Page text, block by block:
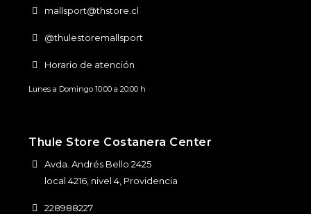
mallsport@thstore.cl
@thulestoremallsport
Horario de atención
Lunes a Domingo 10:00 a 20:00 h
Thule Store Costanera Center
Avda. Andrés Bello 2425
local 4216, nivel 4, Providencia
228988227